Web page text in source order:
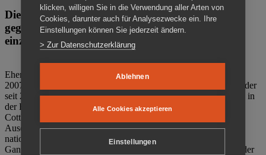
Die Gedenkstätte Zuchthaus Cottbus ist ein Ort
gegen das Vergessen. Anschaulich, nah und
einzigartig.
Ehemalige politische Häftlinge der DDR gründeten im Oktober
2007 den Verein Menschenrechtszentrum Cottbus e. V. (MRZ), der
seit 2011 Eigentümer des ehemaligen Gefängnisses (1860-2002) in
der Bautzener Straße und Träger der Gedenkstätte Zuchthaus
Cottbus ist. Im Zentrum der Arbeit der Gedenkstätte steht die
Auseinandersetzung mit politischem Unrecht während der
nationalsozialistischen Terrorherrschaft und der SED-Diktatur.
Ganzjährig zeigen mehrere Dauer- und Sonderausstellungen in der
klicken, willigen Sie in die Verwendung aller Arten von
Cookies, darunter auch für Analysezwecke ein. Ihre
Einstellungen können Sie jederzeit ändern.
> Zur Datenschutzerklärung
Ablehnen
Alle Cookies akzeptieren
Einstellungen